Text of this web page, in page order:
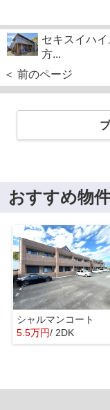
セキスイハイ
方...
＜ 前のページ
おすすめ物件
シャルマンコート
5.5万円/ 2DK